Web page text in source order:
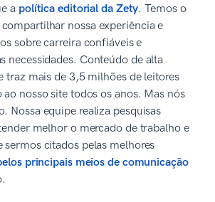
a política editorial da Zety. Temos o
nossa experiência e
sobre carreira confiáveis e
necessidades. Conteúdo de alta
traz mais de 3,5 milhões de leitores
nosso site todos os anos. Mas nós
Nossa equipe realiza pesquisas
melhor o mercado de trabalho e
sermos citados pelas melhores
principais meios de comunicação